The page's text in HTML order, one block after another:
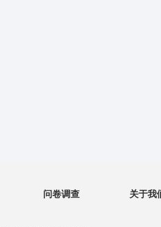
问卷调查 关于我